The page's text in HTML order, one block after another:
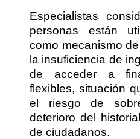
Especialistas
personas están
como mecanismo
la insuficiencia de
de acceder a
flexibles, situación
el riesgo de
deterioro del
de ciudadanos.